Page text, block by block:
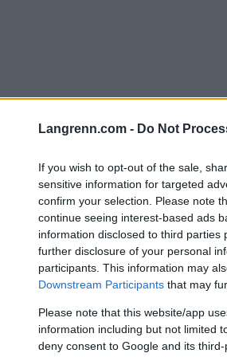
Langrenn.com - Do Not
If you wish to opt-out of the sale,
sensitive information for targeted
confirm your selection. Please note
continue seeing interest-based ads
information disclosed to third
further disclosure of your personal
participants. This information may
Downstream Participants that may
Please note that this website/app
information including but not limited
deny consent to Google and its
om bra forhold på Gålå.
og skøyting på Gålå, flere
mandag. Det er snøbyger i